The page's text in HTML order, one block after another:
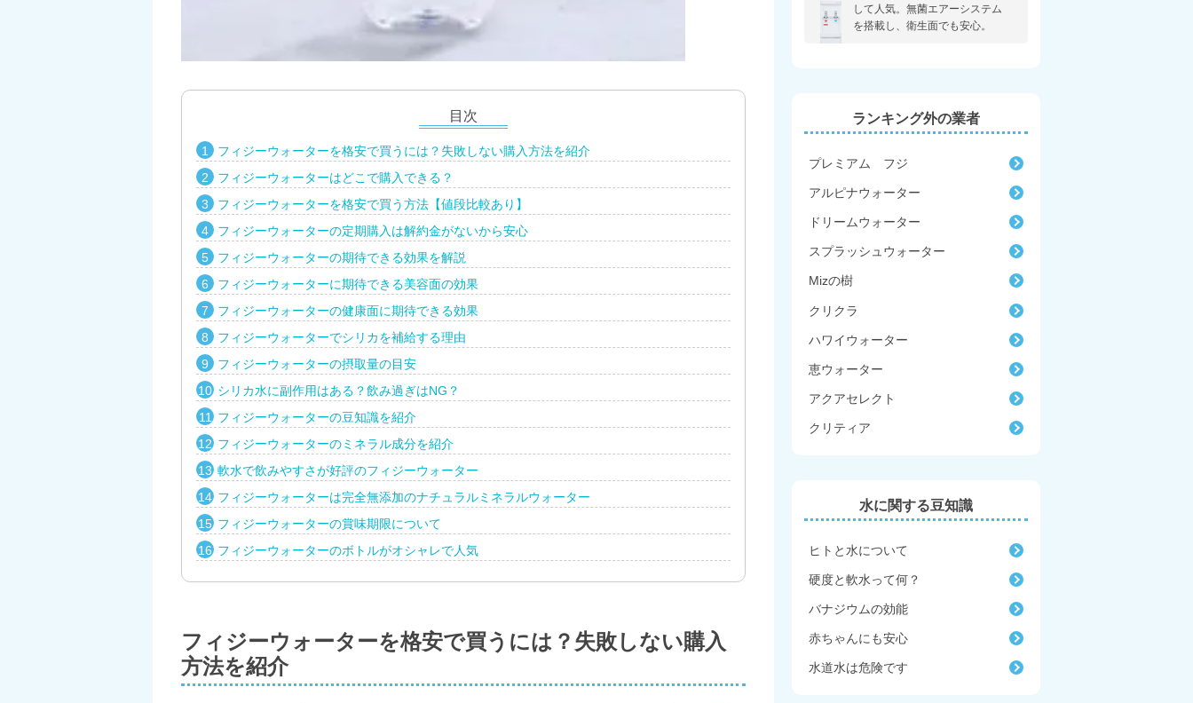
目次
フィジーウォーターを格安で買うには？失敗しない購入方法を紹介
フィジーウォーターはどこで購入できる？
フィジーウォーターを格安で買う方法【値段比較あり】
フィジーウォーターの定期購入は解約金がないから安心
フィジーウォーターの期待できる効果を解説
フィジーウォーターに期待できる美容面の効果
フィジーウォーターの健康面に期待できる効果
フィジーウォーターでシリカを補給する理由
フィジーウォーターの摂取量の目安
シリカ水に副作用はある？飲み過ぎはNG？
フィジーウォーターの豆知識を紹介
フィジーウォーターのミネラル成分を紹介
軟水で飲みやすさが好評のフィジーウォーター
フィジーウォーターは完全無添加のナチュラルミネラルウォーター
フィジーウォーターの賞味期限について
フィジーウォーターのボトルがオシャレで人気
フィジーウォーターを格安で買うには？失敗しない購入
方法を紹介
して人気。無菌エアーシステム
を搭載し、衛生面でも安心。
ランキング外の業者
プレミアム フジ
アルピナウォーター
ドリームウォーター
スプラッシュウォーター
Mizの樹
クリクラ
ハワイウォーター
恵ウォーター
アクアセレクト
クリティア
水に関する豆知識
ヒトと水について
硬度と軟水って何？
バナジウムの効能
赤ちゃんにも安心
水道水は危険です